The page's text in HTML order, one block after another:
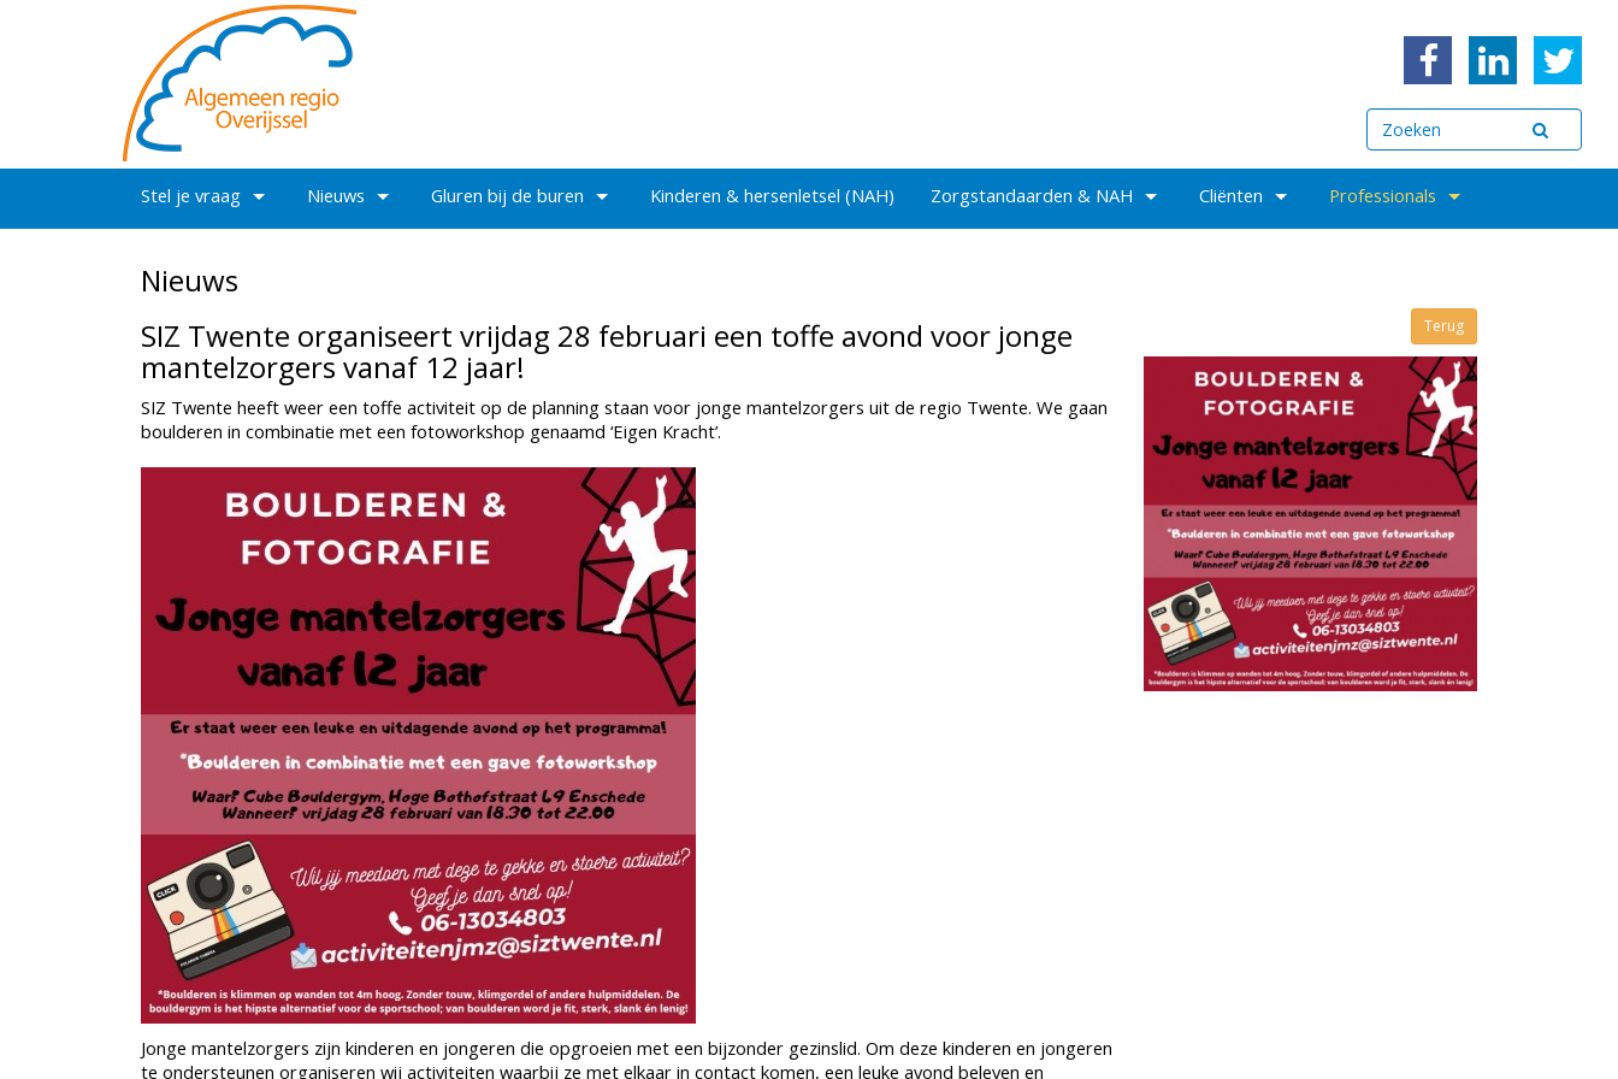
Stel je vraag Nieuws Gluren bij de buren Kinderen & hersenletsel (NAH) Zorgstandaarden & NAH Cliënten Professionals
Nieuws
Terug
SIZ Twente organiseert vrijdag 28 februari een toffe avond voor jonge
mantelzorgers vanaf 12 jaar!
SIZ Twente heeft weer een toffe activiteit op de planning staan voor jonge mantelzorgers uit de regio Twente. We gaan
boulderen in combinatie met een fotoworkshop genaamd ‘Eigen Kracht’.
Jonge mantelzorgers zijn kinderen en jongeren die opgroeien met een bijzonder gezinslid. Om deze kinderen en jongeren
te ondersteunen organiseren wij activiteiten waarbij ze met elkaar in contact komen, een leuke avond beleven en